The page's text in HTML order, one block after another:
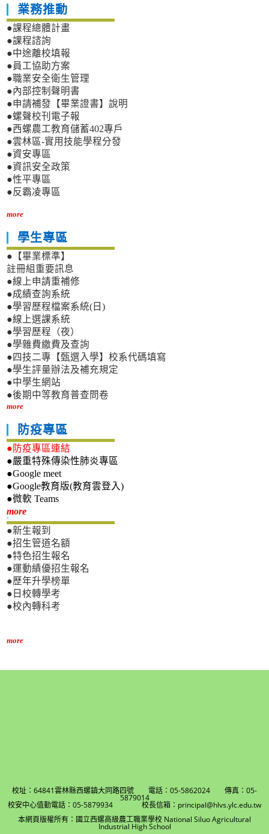
業務推動
●課程總體計畫
●課程諮詢
●中途離校填報
●員工協助方案
●職業安全衛生管理
●內部控制聲明書
●申請補發【畢業證書】說明
●螺聲校刊電子報
●西螺農工教育儲蓄402專戶
●雲林區-實用技能學程分發
●資安專區
●資訊安全政策
●性平專區
●反霸凌專區
more
學生專區
●【畢業標準】
註冊組重要訊息
●線上申請重補修
●成績查詢系統
●學習歷程檔案系統(日)
●線上選課系統
●學習歷程（夜）
●學雜費繳費及查詢
●四技二專【甄選入學】校系代碼填寫
●學生評量辦法及補充規定
●中學生網站
●後期中等教育普查問卷
more
防疫專區
●防疫專區連結
●嚴重特殊傳染性肺炎專區
●Google meet
●Google教育版(教育雲登入)
●微軟 Teams
more新生專區
●新生報到
●招生管道名額
●特色招生報名
●運動績優招生報名
●歷年升學榜單
●日校轉學考
●校內轉科考
more
校址：64841雲林縣西螺鎮大同路四號 電話：05-5862024 傳真：05-
5879014
校安中心值勤電話：05-5879934 校長信箱：principal@hlvs.ylc.edu.tw
本網頁版權所有：國立西螺高級農工職業學校 National Siluo Agricultural
Industrial High School